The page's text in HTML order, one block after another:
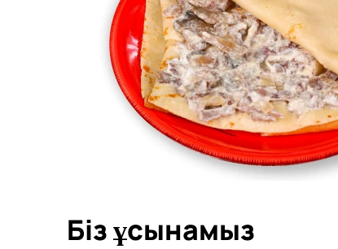
Біз ұсынамыз